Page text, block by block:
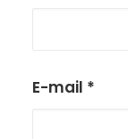
E-mail *